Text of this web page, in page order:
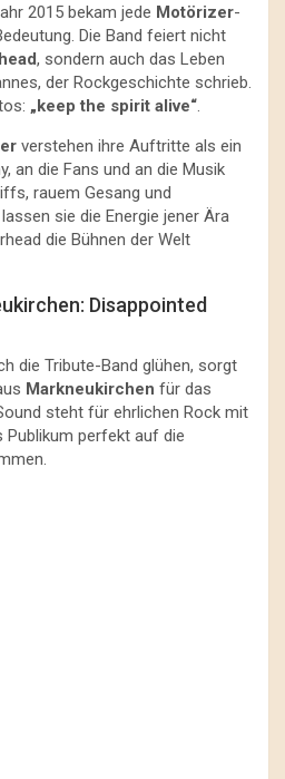
2015 bekam jede Motörizer-
Die Band feiert nicht
, sondern auch das Leben
der Rockgeschichte schrieb.
„keep the spirit alive“.
verstehen ihre Auftritte als ein
an die Fans und an die Musik
rauem Gesang und
sie die Energie jener Ära
die Bühnen der Welt
Disappointed
die Tribute-Band glühen, sorgt
Markneukirchen für das
steht für ehrlichen Rock mit
Publikum perfekt auf die